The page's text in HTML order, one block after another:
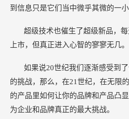
到信息只是它们当中微乎其微的一小
超级技术也催生了超级新品，
上市，但真正进入心智的寥寥无几。
如果说20世纪我们逐渐感受到
的挑战，那么，在21世纪，在无限
的产品里如何让你的品牌和产品凸
为企业和品牌真正的最大挑战。